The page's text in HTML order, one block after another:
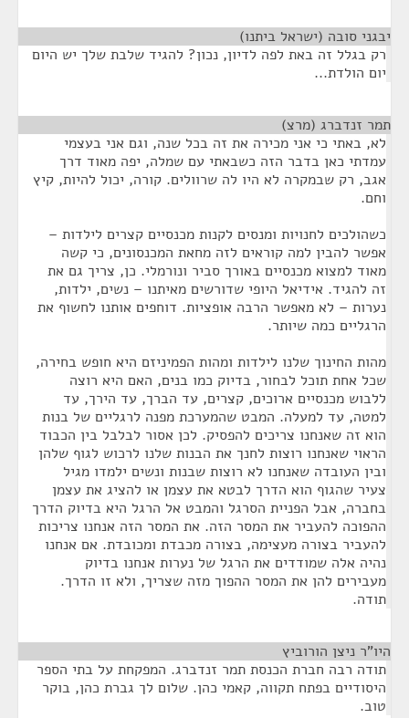
יבגני סובה (ישראל ביתנו)
רק בגלל זה באת לפה לדיון, נכון? להגיד שלבת שלך יש היום
יום הולדת...
תמר זנדברג (מרצ)
לא, באתי כי אני מכירה את זה בכל שנה, וגם אני בעצמי
עמדתי כאן בדבר הזה כשבאתי עם שמלה, יפה מאוד דרך
אגב, רק שבמקרה לא היו לה שרוולים. קורה, יכול להיות, קיץ
וחם.
כשהולכים לחנויות ומנסים לקנות מכנסיים קצרים לילדות –
אפשר להבין למה קוראים לזה מחאת המכנסונים, כי קשה
מאוד למצוא מכנסיים באורך סביר ונורמלי. כן, צריך גם את
זה להגיד. אידיאל היופי שדורשים מאיתנו – נשים, ילדות,
נערות – לא מאפשר הרבה אופציות. דוחפים אותנו לחשוף את
הרגליים כמה שיותר.
מהות החינוך שלנו לילדות ומהות הפמיניזם היא חופש בחירה,
שכל אחת תוכל לבחור, בדיוק כמו בנים, האם היא רוצה
ללבוש מכנסיים ארוכים, קצרים, עד הברך, עד הירך, עד
למטה, עד למעלה. המבט שהמערכת מפנה לרגליים של בנות
הוא זה שאנחנו צריכים להפסיק. לכן אסור לבלבל בין הכבוד
הראוי שאנחנו רוצות לחנך את הבנות שלנו לרכוש לגוף שלהן
ובין העובדה שאנחנו לא רוצות שבנות ונשים ילמדו מגיל
צעיר שהגוף הוא הדרך לבטא את עצמן או להציג את עצמן
בחברה, אבל הפניית הסרגל והמבט אל הרגל היא בדיוק הדרך
ההפוכה להעביר את המסר הזה. את המסר הזה אנחנו צריכות
להעביר בצורה מעצימה, בצורה מכבדת ומכובדת. אם אנחנו
נהיה אלה שמודדים את הרגל של נערות אנחנו בדיוק
מעבירים להן את המסר ההפוך מזה שצריך, ולא זו הדרך.
תודה.
היו"ר ניצן הורוביץ
תודה רבה חברת הכנסת תמר זנדברג. המפקחת על בתי הספר
היסודיים בפתח תקווה, קאמי כהן. שלום לך גברת כהן, בוקר
טוב.